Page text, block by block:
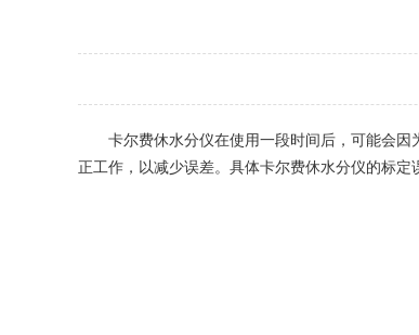
卡尔费休水分仪在使用一段时间后，可能会因
正工作，以减少误差。具体卡尔费休水分仪的标定